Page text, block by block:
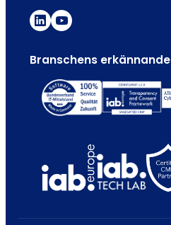
Branschens erkännande